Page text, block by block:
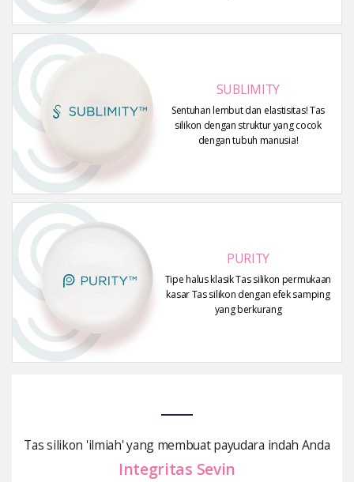
SUBLIMITY
Sentuhan lembut dan elastisitas! Tas
silikon dengan struktur yang cocok
dengan tubuh manusia!
PURITY
Tipe halus klasik Tas silikon permukaan
kasar Tas silikon dengan efek samping
yang berkurang
Tas silikon 'ilmiah' yang membuat payudara indah Anda
Integritas Sevin